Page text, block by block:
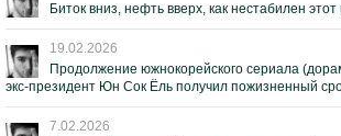
Биток вниз, нефть вверх, как нестабилен
19.02.2026
Продолжение южнокорейского сериала
экс-президент Юн Сок Ёль получил пожизненный
7.02.2026